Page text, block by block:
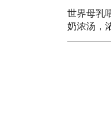
世界母乳
奶浓汤，